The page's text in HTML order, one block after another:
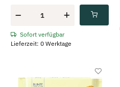
Sofort verfügbar
Lieferzeit: 0 Werktage